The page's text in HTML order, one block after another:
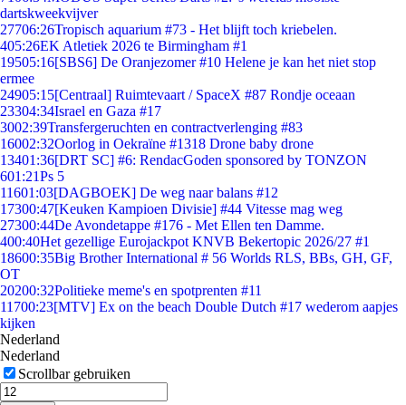
dartskweekvijver
27706:26Tropisch aquarium #73 - Het blijft toch kriebelen.
405:26EK Atletiek 2026 te Birmingham #1
19505:16[SBS6] De Oranjezomer #10 Helene je kan het niet stop
ermee
24905:15[Centraal] Ruimtevaart / SpaceX #87 Rondje oceaan
23304:34Israel en Gaza #17
3002:39Transfergeruchten en contractverlenging #83
16002:32Oorlog in Oekraïne #1318 Drone baby drone
13401:36[DRT SC] #6: RendacGoden sponsored by TONZON
601:21Ps 5
11601:03[DAGBOEK] De weg naar balans #12
17300:47[Keuken Kampioen Divisie] #44 Vitesse mag weg
27300:44De Avondetappe #176 - Met Ellen ten Damme.
400:40Het gezellige Eurojackpot KNVB Bekertopic 2026/27 #1
18600:35Big Brother International # 56 Worlds RLS, BBs, GH, GF,
OT
20200:32Politieke meme's en spotprenten #11
11700:23[MTV] Ex on the beach Double Dutch #17 wederom aapjes
kijken
Nederland
Nederland
Scrollbar gebruiken